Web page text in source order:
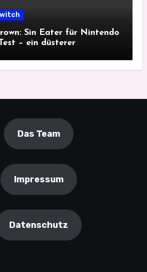
Sin Eater für Nintendo
– ein düsterer
Das Team
Impressum
Datenschutz